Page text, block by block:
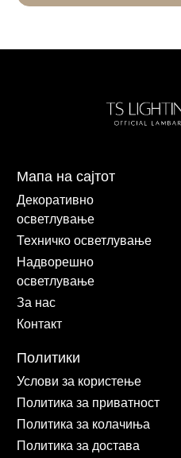
Мапа на сајтот
Декоративно
осветлување
Техничко осветлување
Надворешно
осветлување
За нас
Контакт
Политики
Услови за користење
Политика за приватност
Политика за колачиња
Политика за достава